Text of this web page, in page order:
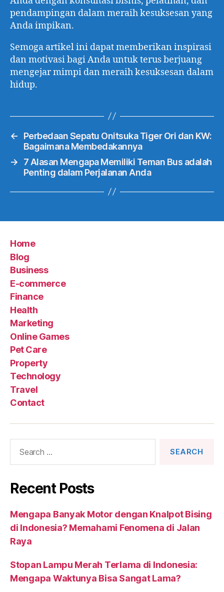
pendampingan dalam meraih kesuksesan yang
Anda impikan.
Semoga artikel ini dapat memberikan inspirasi
dan motivasi bagi Anda untuk terus berjuang
mengejar mimpi dan meraih kesuksesan dalam
hidup.
←
Perbedaan Sepatu Onitsuka Tiger Ori dan KW:
Bagaimana Membedakannya
→
7 Alasan Mengapa Memiliki Teman Bus adalah
Penting dalam Perjalanan Anda
Home
Blog
Business
E-commerce
Finance
Health
Marketing
Online Games
Pet Care
Property
Technology
Travel
Contact
Recent Posts
Mengapa Banyak Motor dengan Knalpot Bising
di Indonesia? Memahami Fenomena di Jalan
Raya
Stopan Lampu Merah Terlama di Indonesia:
Mengapa Waktunya Bisa Sangat Lama?